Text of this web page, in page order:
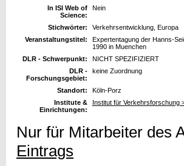
In ISI Web of
Science:
Nein
Stichwörter:
Verkehrsentwicklung, Europa
Veranstaltungstitel:
Expertentagung der Hanns-
1990 in Muenchen
DLR - Schwerpunkt:
NICHT SPEZIFIZIERT
DLR -
Forschungsgebiet:
keine Zuordnung
Standort:
Köln-Porz
Institute &
Einrichtungen:
Institut für Verkehrsforschung
Nur für Mitarbeiter des
Eintrags